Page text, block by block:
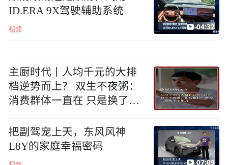
ID.ERA 9X驾驶辅助系统
视频 04:32
主厨时代丨人均千元的大排
档逆势而上？ 双生不夜粥：
消费群体一直在 只是换了个
把副驾宠上天，东风风神
L8Y的家庭幸福密码
07:09